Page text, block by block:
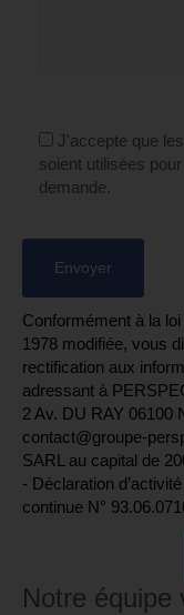
J'accepte que
soient utilisées
demande.
Conformément à la
1978 modifiée, vous
rectification aux
adressant à
2 Av. DU RAY 06100
contact@groupe-
SARL au capital de
- Déclaration
continue N°
Notre équipe